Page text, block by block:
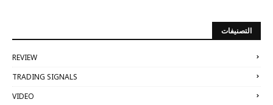
التصنيفات
REVIEW
TRADING SIGNALS
VIDEO